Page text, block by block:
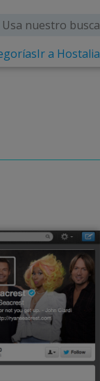
Ir a Hostalia